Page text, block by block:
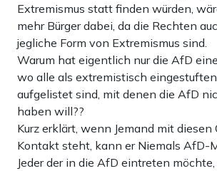
Extremismus statt finden würden,
mehr Bürger dabei, da die Rechten
jegliche Form von Extremismus sind.
Warum hat eigentlich nur die AfD
wo alle als extremistisch
aufgelistet sind, mit denen die AfD
haben will??
Kurz erklärt, wenn Jemand mit
Kontakt steht, kann er Niemals AfD-
Jeder der in die AfD eintreten